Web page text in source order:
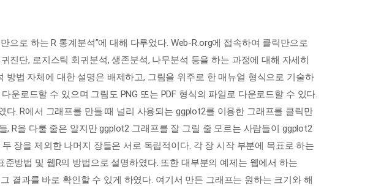
으로 하는 R 통계분석”에 대해 다루었다. Web-R.org에 접속하여 클릭만으로
진단, 로지스틱 회귀분석, 생존분석, 나무분석 등을 하는 과정에 대해 자세히
방법 자체에 대한 설명은 배제하고, 그림을 위주로 한 매뉴얼 형식으로 기술하
운로드할 수 있으며 그림도 PNG 또는 PDF 형식의 파일로 다운로드할 수 있다.
다. R에서 그래프를 만들 때 널리 사용되는 ggplot2를 이용한 그래프를 클릭만
, R을 다룰 줄은 알지만 ggplot2 그래프를 잘 그릴 줄 모르는 사람들이 ggplot2
장을 제외한 나머지 장들은 서로 독립적이다. 각 장 시작 부분에 목표로 하는
방법 및 웹R의 방법으로 설명하였다. 또한 대부분의 예제는 웹에서 하는
결과를 바로 확인할 수 있게 하였다. 여기서 만든 그래프는 원하는 크기와 해